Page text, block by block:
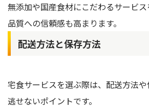
無添加や国産食材にこだわるサービ
品質への信頼感も高まります。
配送方法と保存方法
宅食サービスを選ぶ際は、配送方法
逃せないポイントです。